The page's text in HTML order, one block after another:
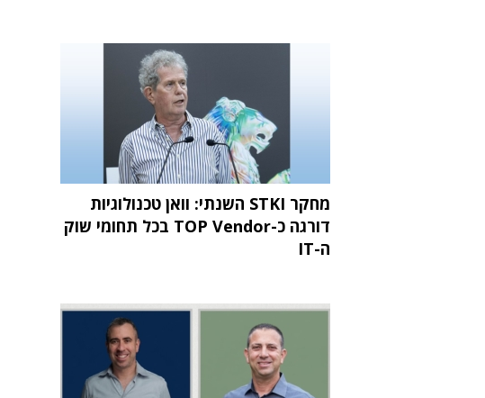
מחקר STKI השנתי: וואן טכנולוגיות
דורגה כ-TOP Vendor בכל תחומי שוק
ה-IT